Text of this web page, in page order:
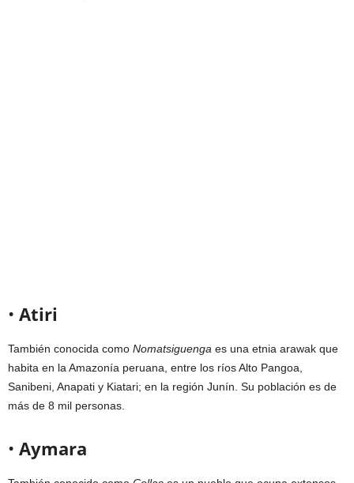
• Atiri
También conocida como Nomatsiguenga es una etnia arawak que
habita en la Amazonía peruana, entre los ríos Alto Pangoa,
Sanibeni, Anapati y Kiatari; en la región Junín. Su población es de
más de 8 mil personas.
• Aymara